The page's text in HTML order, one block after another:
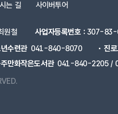
는 길 사이버투어
원철 사업자등록번호 :307-83-
수련관 041-840-8070 진
만화작은도서관 041-840-2205 /